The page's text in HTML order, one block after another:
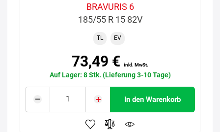
BRAVURIS 6
185/55 R 15 82V
TL EV
73,49 € inkl. MwSt.
Auf Lager: 8 Stk. (Lieferung 3-10 Tage)
In den Warenkorb